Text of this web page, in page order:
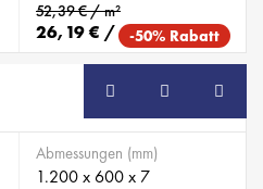
52,39 € / m²
26,19 € / m²-50% Rabatt
Abmessungen (mm)
1.200 x 600 x 7